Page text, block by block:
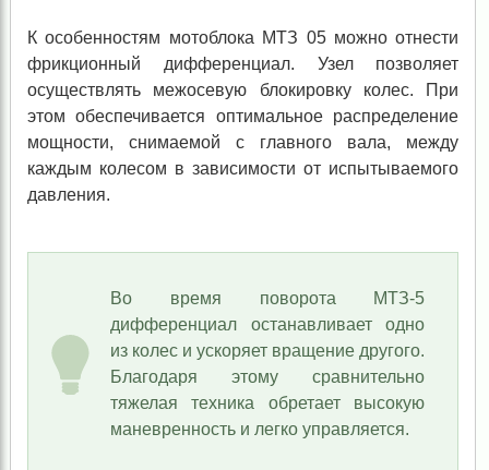
К особенностям мотоблока МТЗ 05 можно отнести
фрикционный дифференциал. Узел позволяет
осуществлять межосевую блокировку колес. При
этом обеспечивается оптимальное распределение
мощности, снимаемой с главного вала, между
каждым колесом в зависимости от испытываемого
давления.
Во время поворота МТЗ-5
дифференциал останавливает одно
из колес и ускоряет вращение другого.
Благодаря этому сравнительно
тяжелая техника обретает высокую
маневренность и легко управляется.